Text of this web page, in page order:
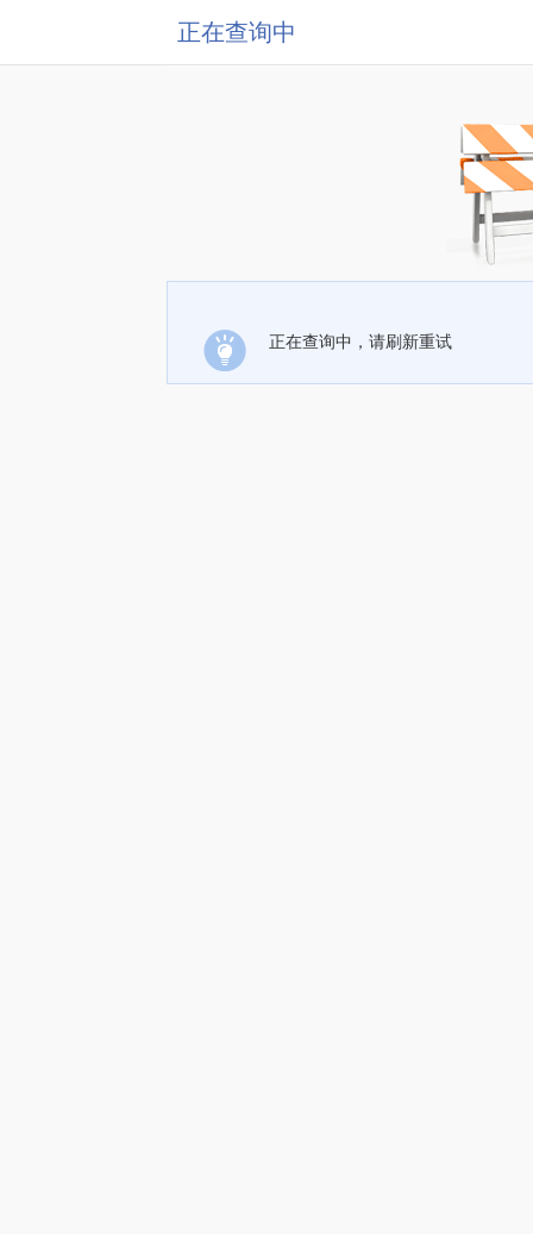
正在查询中
正在查询中，请刷新重试